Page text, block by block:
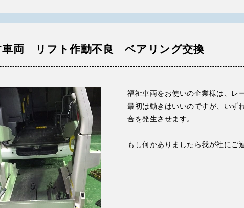
両 リフト作動不良 ベアリング交換
福祉車両をお使いの企業様は、レ
最初は動きはいいのですが、いず
合を発生させます。
もし何かありましたら我が社にご